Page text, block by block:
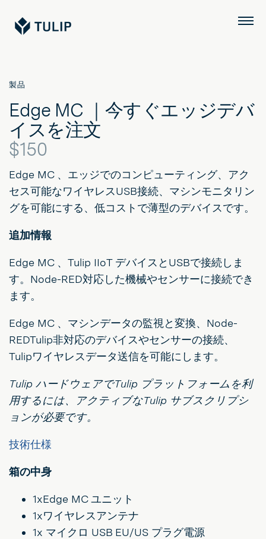
Tulip
メ
製品
Edge MC ｜今すぐエッジデバ
イスを注文
$150
Edge MC 、エッジでのコンピューティング、アク
セス可能なワイヤレスUSB接続、マシンモニタリン
グを可能にする、低コストで薄型のデバイスです。
追加情報
Edge MC 、Tulip IIoT デバイスとUSBで接続しま
す。Node-RED対応した機械やセンサーに接続でき
ます。
Edge MC 、マシンデータの監視と変換、Node-
REDTulip非対応のデバイスやセンサーの接続、
Tulipワイヤレスデータ送信を可能にします。
Tulip ハードウェアでTulip プラットフォームを利
用するには、アクティブなTulip サブスクリプシ
ョンが必要です。
技術仕様
箱の中身
1xEdge MC ユニット
1xワイヤレスアンテナ
1x マイクロ USB EU/US プラグ電源